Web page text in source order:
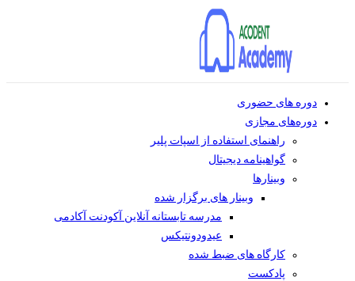
دوره های حضوری
دوره‌های مجازی
راهنمای استفاده از اسپات پلیر
گواهینامه دیجیتال
وبینار‌ها
وبینار های برگزار شده
مدرسه تابستانه آنلاین آکودنت آکادمی
عیدودونتیکس
کارگاه های ضبط شده
پادکست